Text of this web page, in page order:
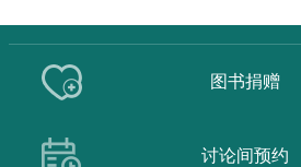
图书捐赠
讨论间预约